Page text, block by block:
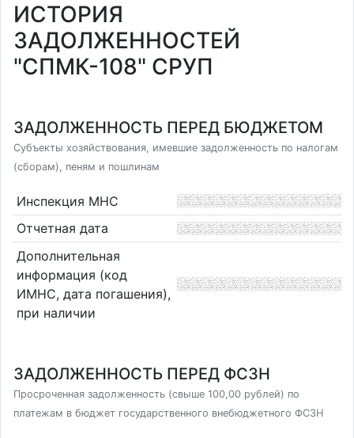
ИСТОРИЯ
ЗАДОЛЖЕННОСТЕЙ
"СПМК-108" СРУП
ЗАДОЛЖЕННОСТЬ ПЕРЕД БЮДЖЕТОМ
Субъекты хозяйствования, имевшие задолженность по налогам
(сборам), пеням и пошлинам
Инспекция МНС
Отчетная дата
Дополнительная
информация (код
ИМНС, дата погашения),
при наличии
ЗАДОЛЖЕННОСТЬ ПЕРЕД ФСЗН
Просроченная задолженность (свыше 100,00 рублей) по
платежам в бюджет государственного внебюджетного ФСЗН